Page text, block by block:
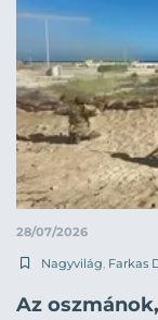
28/07/2026
Nagyvilág Farkas
Az